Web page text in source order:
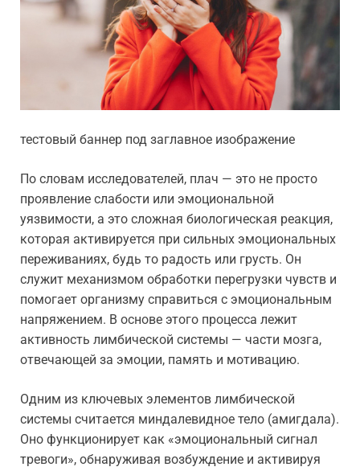
тестовый баннер под заглавное изображение
По словам исследователей, плач — это не просто
проявление слабости или эмоциональной
уязвимости, а это сложная биологическая реакция,
которая активируется при сильных эмоциональных
переживаниях, будь то радость или грусть. Он
служит механизмом обработки перегрузки чувств и
помогает организму справиться с эмоциональным
напряжением. В основе этого процесса лежит
активность лимбической системы — части мозга,
отвечающей за эмоции, память и мотивацию.
Одним из ключевых элементов лимбической
системы считается миндалевидное тело (амигдала).
Оно функционирует как «эмоциональный сигнал
тревоги», обнаруживая возбуждение и активируя